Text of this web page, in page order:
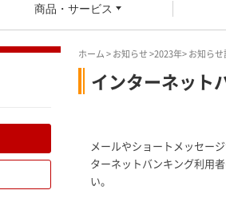
商品・サービス
ホーム>お知らせ>2023年> お知らせ
インターネット
メールやショートメッセー
ターネットバンキング利用
い。